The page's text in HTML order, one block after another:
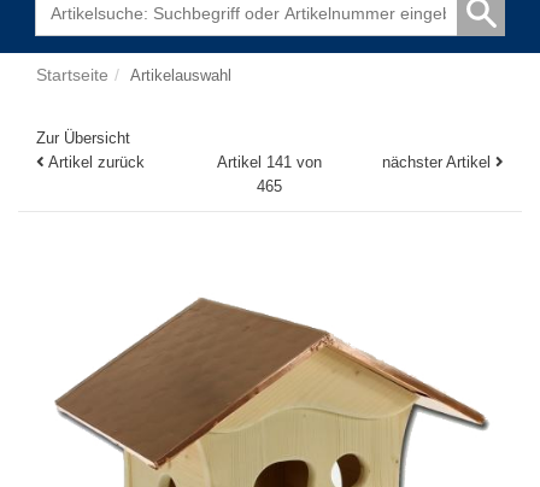
Startseite Artikelauswahl
Zur Übersicht
Artikel zurück
Artikel 141 von
465
nächster Artikel